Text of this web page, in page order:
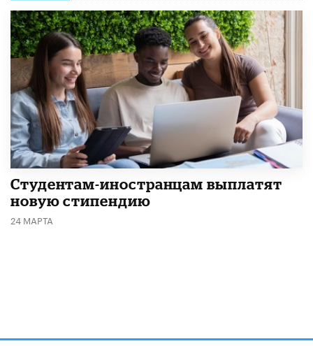
Студентам-иностранцам выплатят
новую стипендию
24 МАРТА